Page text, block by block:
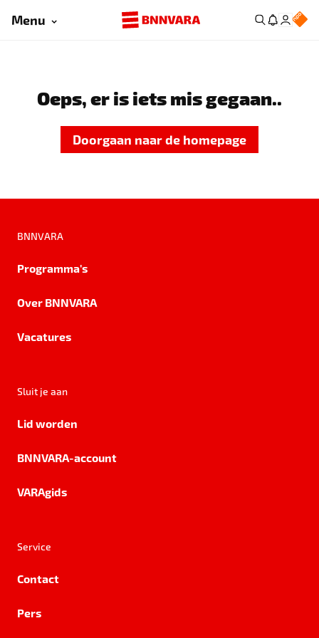
Menu
Oeps, er is iets mis gegaan..
Doorgaan naar de homepage
BNNVARA
Programma's
Over BNNVARA
Vacatures
Sluit je aan
Lid worden
BNNVARA-account
VARAgids
Service
Contact
Pers